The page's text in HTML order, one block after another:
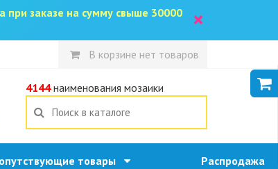
при заказе на сумму свыше 30000
×
В корзине нет товаров
4144наименования мозаики
товары Распродажа